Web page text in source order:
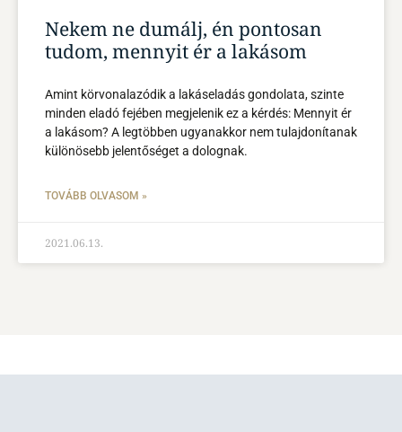
Nekem ne dumálj, én pontosan
tudom, mennyit ér a lakásom
Amint körvonalazódik a lakáseladás gondolata, szinte
minden eladó fejében megjelenik ez a kérdés: Mennyit ér
a lakásom? A legtöbben ugyanakkor nem tulajdonítanak
különösebb jelentőséget a dolognak.
TOVÁBB OLVASOM »
2021.06.13.